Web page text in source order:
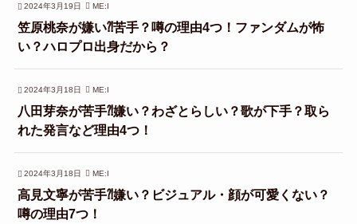
2024年3月19日 ME:I
笠原桃奈が嫌い⁈苦手？噂の理由4つ！ファンダムが怖
い？ハロプロ出身だから？
2024年3月18日 ME:I
八田芽奈が苦手⁈嫌い？わざとらしい？歌が下手？取ら
れた発言など理由4つ！
2024年3月18日 ME:I
高見文寧が苦手⁈嫌い？ビジュアル・顔が可愛くない？
噂の理由7つ！